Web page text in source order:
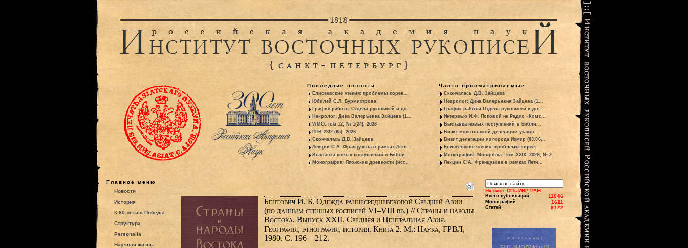
Последние новости
Елисеевские чтения: проблемы корее...
Юбилей С.Л. Бурмистрова
График работы Отдела рукописей и до...
Некролог: Дина Валерьевна Зайцева (1...
WMO: том 12, № 1(24), 2026
ППВ 23/2 (65), 2026
Скончалась Д.В. Зайцева
Лекции С.А. Французова в рамках Летн...
Выставка новых поступлений в Библи...
Монография: Японские древности (ист...
Часто просматриваемые
Скончалась Д.В. Зайцева
Некролог: Дина Валерьевна Зайцева (1...
График работы Отдела рукописей и до...
Интервью И.Ф. Поповой на Радио «Комс...
Выставка новых поступлений в Библи...
Визит монгольской делегации участн...
Визит делегации из города Измир (03.06...
Елисеевские чтения: проблемы корее...
Монография: Mongolica. Том XXIX, 2026, № 2
Лекции С.А. Французова в рамках Летн...
Главное меню
Новости
История
К 80-летию Победы
Структура
Personalia
Научная жизнь
Бентович И. Б. Одежда раннесредневековой Средней Азии
(по данным стенных росписей VI–VIII вв.) // Страны и народы
Востока. Выпуск XXII. Средняя и Центральная Азия.
География, этнография, история. Книга 2. М.: Наука, ГРВЛ,
1980. С. 196—212.
На сайте СПб ИВР РАН
Всего публикаций 11046
Монографий 1611
Статей 9172